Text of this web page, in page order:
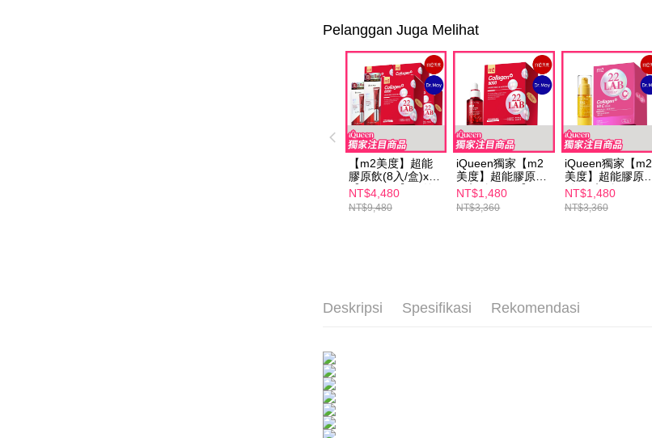
Pelanggan Juga Melihat
【m2美度】超能
膠原飲(8入/盒)x4+
【Dr. May】紅外
泌眼霜20mlx2
NT$4,480
NT$9,480
iQueen獨家【m2
美度】超能膠原飲
(8入/盒)x1+【Dr.
May】美博士紅膠
原色修煥膚精華
NT$1,480
NT$3,360
iQueen獨家【m2
美度】超能膠原C
粉(30入/盒)x1+
【Dr. May】美博
士外泌C微晶美白
NT$1,480
NT$3,360
Deskripsi Spesifikasi Rekomendasi